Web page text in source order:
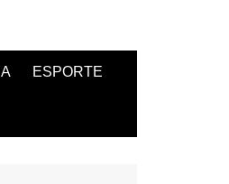
ESPORTE